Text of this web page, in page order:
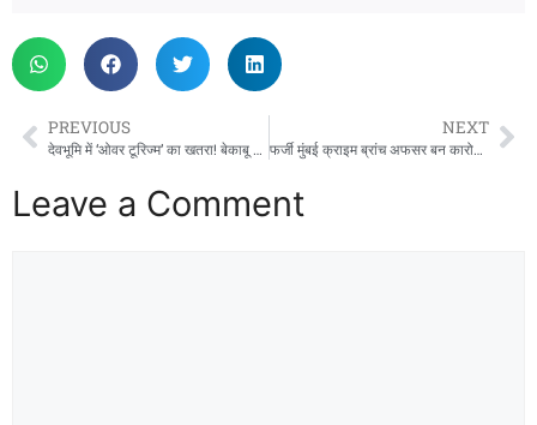
PREVIOUS
देवभूमि में ‘ओवर टूरिज्म’ का खतरा! बेकाबू भीड़, अराजकता और पर्यावरणीय संकट पर उठे बड़े सवाल
NEXT
फर्जी मुंबई क्राइम ब्रांच अफसर बन कारोबारी का अपहरण, 25 लाख की रंगदारी मांगने का आरोप
Leave a Comment